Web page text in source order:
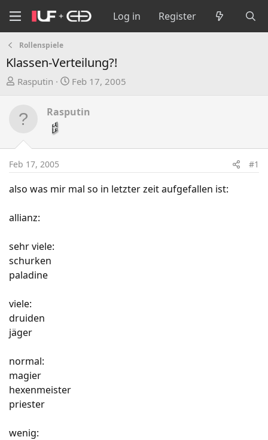
Log in Register
Rollenspiele
Klassen-Verteilung?!
T
e
d
s
t
a
t
e
Rasputin
S
d
t
e
Feb 17, 2005
Rasputin
Feb 17, 2005 #1
also was mir mal so in letzter zeit aufgefallen ist:
allianz:
sehr viele:
schurken
paladine
viele:
druiden
jäger
normal:
magier
hexenmeister
priester
wenig: